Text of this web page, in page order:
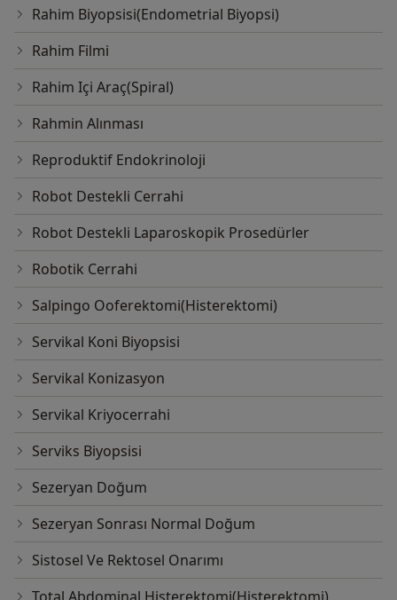
Rahim Biyopsisi(Endometrial Biyopsi)
Rahim Filmi
Rahim Içi Araç(Spiral)
Rahmin Alınması
Reproduktif Endokrinoloji
Robot Destekli Cerrahi
Robot Destekli Laparoskopik Prosedürler
Robotik Cerrahi
Salpingo Ooferektomi(Histerektomi)
Servikal Koni Biyopsisi
Servikal Konizasyon
Servikal Kriyocerrahi
Serviks Biyopsisi
Sezeryan Doğum
Sezeryan Sonrası Normal Doğum
Sistosel Ve Rektosel Onarımı